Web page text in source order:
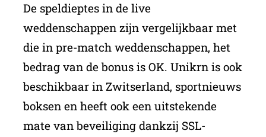
De speldieptes in de live
weddenschappen zijn vergelijkbaar met
die in pre-match weddenschappen, het
bedrag van de bonus is OK. Unikrn is ook
beschikbaar in Zwitserland, sportnieuws
boksen en heeft ook een uitstekende
mate van beveiliging dankzij SSL-